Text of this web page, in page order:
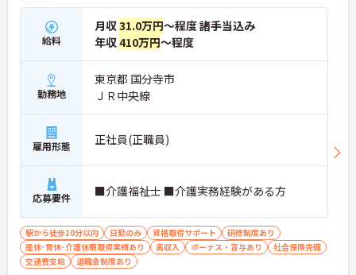
給料
月収31.0万円～程度 諸手当込み
年収410万円～程度
勤務地
東京都 国分寺市
ＪＲ中央線
雇用形態 正社員(正職員)
応募要件 ■介護福祉士 ■介護実務経験がある方
駅から徒歩10分以内 日勤のみ 資格取得サポート
研修制度あり
産休･育休･介護休暇取得実績あり
高収入 ボーナス・賞与あり
社会保険完備
交通費支給
退職金制度あり